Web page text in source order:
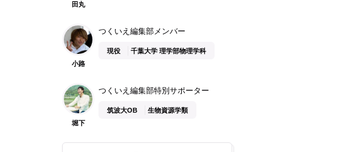
田丸
小路
つくいえ編集部メンバー
現役 千葉大学 理学部物理学科
堀下
つくいえ編集部特別サポーター
筑波大OB 生物資源学類